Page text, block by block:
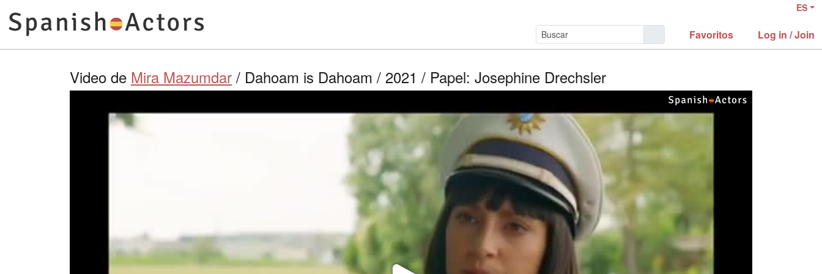
ES
Favoritos Log in / Join
Video de Mira Mazumdar / Dahoam is Dahoam / 2021 / Papel: Josephine Drechsler